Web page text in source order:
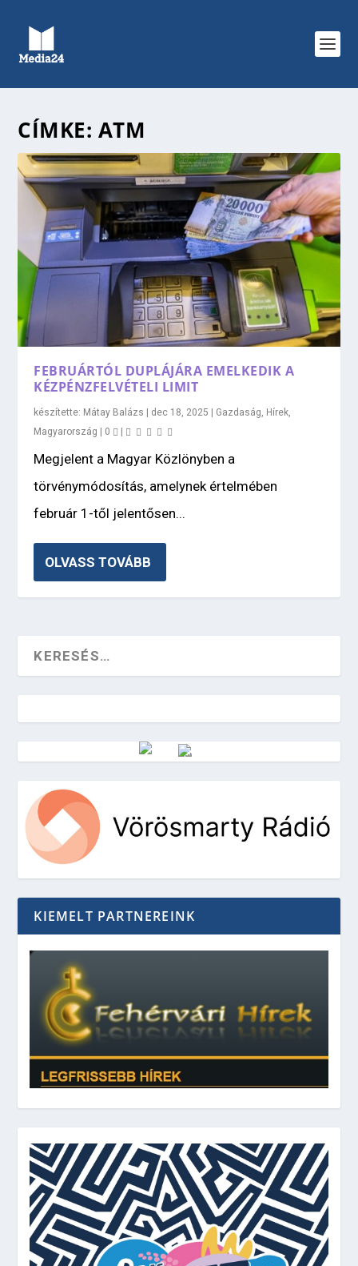
CÍMKE: ATM
FEBRUÁRTÓL DUPLÁJÁRA EMELKEDIK A
KÉZPÉNZFELVÉTELI LIMIT
készítette: Mátay Balázs | dec 18, 2025 | Gazdaság Hírek
Magyarország | 0 |
Megjelent a Magyar Közlönyben a
törvénymódosítás, amelynek értelmében
február 1-től jelentősen...
OLVASS TOVÁBB
Vörösmarty Rádió
KIEMELT PARTNEREINK